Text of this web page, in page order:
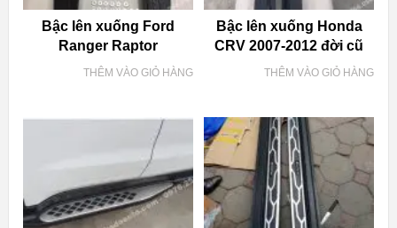
Bậc lên xuống Ford
Ranger Raptor
THÊM VÀO GIỎ HÀNG
Bậc lên xuống Honda
CRV 2007-2012 đời cũ
THÊM VÀO GIỎ HÀNG